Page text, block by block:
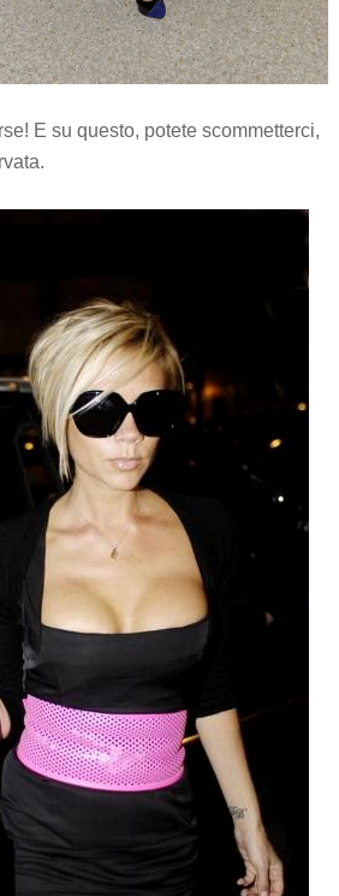
E su questo, potete scommetterci,